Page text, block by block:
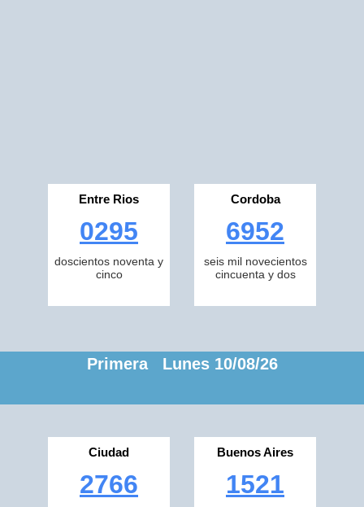
Entre Rios
0295
doscientos noventa y
cinco
Cordoba
6952
seis mil novecientos
cincuenta y dos
Primera Lunes 10/08/26
Ciudad
2766
Buenos Aires
1521